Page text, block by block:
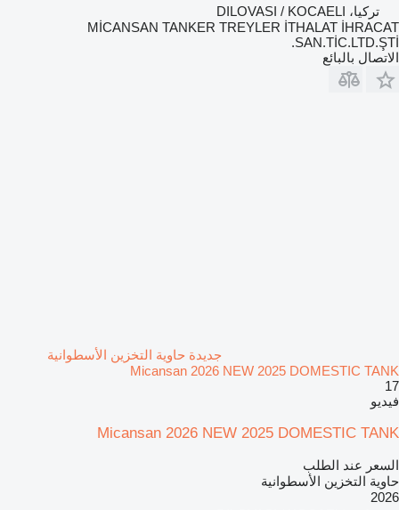
تركيا، DILOVASI / KOCAELI
MİCANSAN TANKER TREYLER İTHALAT İHRACAT
SAN.TİC.LTD.ŞTİ.
الاتصال بالبائع
جديدة حاوية التخزين الأسطوانية
Micansan 2026 NEW 2025 DOMESTIC TANK
17
فيديو
Micansan 2026 NEW 2025 DOMESTIC TANK
السعر عند الطلب
حاوية التخزين الأسطوانية
2026